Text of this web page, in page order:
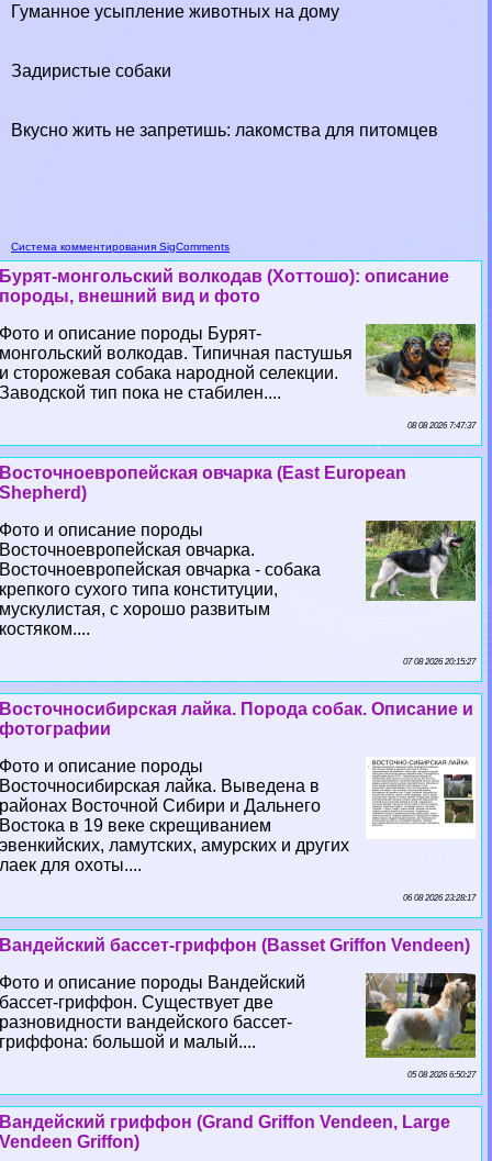
Гуманное усыпление животных на дому
Задиристые собаки
Вкусно жить не запретишь: лакомства для питомцев
Система комментирования SigComments
Бурят-монгольский волкодав (Хоттошо): описание
породы, внешний вид и фото
Фото и описание породы Бурят-
монгольский волкодав. Типичная пастушья
и сторожевая собака народной селекции.
Заводской тип пока не стабилен....
08 08 2026 7:47:37
Восточноевропейская овчарка (East European
Shepherd)
Фото и описание породы
Восточноевропейская овчарка.
Восточноевропейская овчарка - собака
крепкого сухого типа конституции,
мускулистая, с хорошо развитым
костяком....
07 08 2026 20:15:27
Восточносибирская лайка. Порода собак. Описание и
фотографии
Фото и описание породы
Восточносибирская лайка. Выведена в
районах Восточной Сибири и Дальнего
Востока в 19 веке скрещиванием
эвенкийских, ламутских, амурских и других
лаек для охоты....
06 08 2026 23:28:17
Вандейский бассет-гриффон (Basset Griffon Vendeen)
Фото и описание породы Вандейский
бассет-гриффон. Существует две
разновидности вандейского бассет-
гриффона: большой и малый....
05 08 2026 6:50:27
Вандейский гриффон (Grand Griffon Vendeen, Large
Vendeen Griffon)